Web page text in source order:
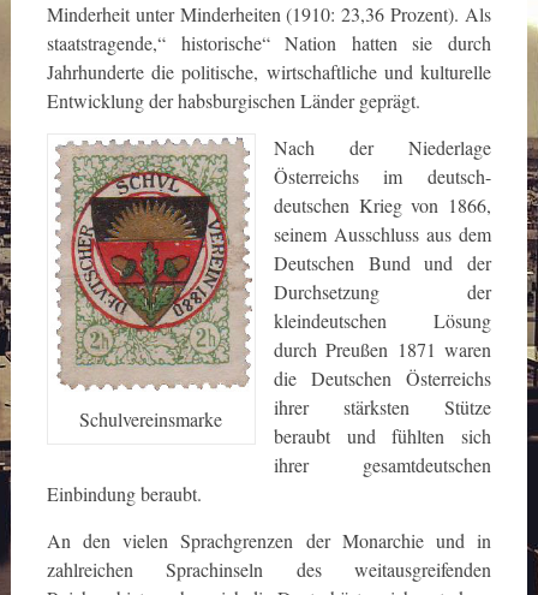
Minderheit unter Minderheiten (1910: 23,36 Prozent). Als
staatstragende,“ historische“ Nation hatten sie durch
Jahrhunderte die politische, wirtschaftliche und kulturelle
Entwicklung der habsburgischen Länder geprägt.
Schulvereinsmarke
Nach der Niederlage
Österreichs im deutsch-
deutschen Krieg von 1866,
seinem Ausschluss aus dem
Deutschen Bund und der
Durchsetzung der
kleindeutschen Lösung
durch Preußen 1871 waren
die Deutschen Österreichs
ihrer stärksten Stütze
beraubt und fühlten sich
ihrer gesamtdeutschen
Einbindung beraubt.
An den vielen Sprachgrenzen der Monarchie und in
zahlreichen Sprachinseln des weitausgreifenden